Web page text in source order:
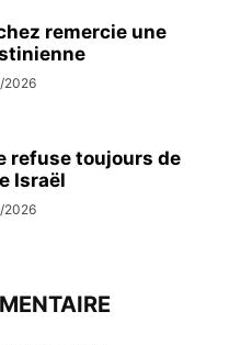
remercie une
2026
refuse toujours de
Israël
2026